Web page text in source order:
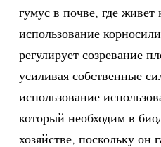
гумус в почве, где живет
использование
регулирует созревание
усиливая собственные
использование
который необходим в
хозяйстве, поскольку он